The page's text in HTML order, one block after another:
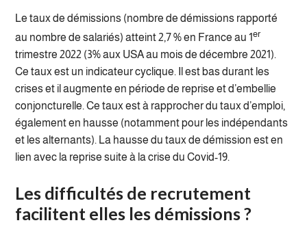
Le taux de démissions (nombre de démissions rapporté
au nombre de salariés) atteint 2,7 % en France au 1er
trimestre 2022 (3% aux USA au mois de décembre 2021).
Ce taux est un indicateur cyclique. Il est bas durant les
crises et il augmente en période de reprise et d’embellie
conjoncturelle. Ce taux est à rapprocher du taux d’emploi,
également en hausse (notamment pour les indépendants
et les alternants). La hausse du taux de démission est en
lien avec la reprise suite à la crise du Covid-19.
Les difficultés de recrutement
facilitent elles les démissions ?